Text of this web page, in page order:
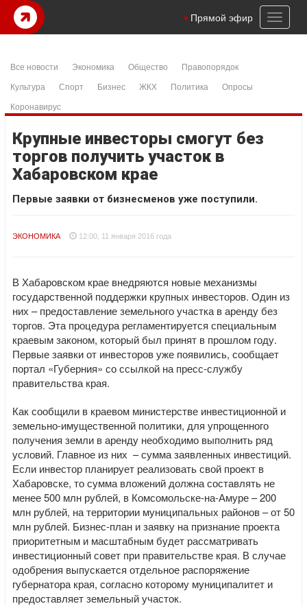
Toggle
Прямой эфир
Все новости Экономика Общество
Правопорядок
Культура
Спорт Бизнес ЖКХ Политика
Опросы
Коронавирус
Крупные инвесторы смогут без
торгов получить участок в
Хабаровском крае
Первые заявки от бизнесменов уже поступили.
ЭКОНОМИКА 12:00, 11 января 2016 года
В Хабаровском крае внедряются новые механизмы
государственной поддержки крупных инвесторов. Один из
них – предоставление земельного участка в аренду без
торгов. Эта процедура регламентируется специальным
краевым законом, который был принят в прошлом году.
Первые заявки от инвесторов уже появились, сообщает
портал «Губерния» со ссылкой на пресс-службу
правительства края.
Как сообщили в краевом министерстве инвестиционной и
земельно-имущественной политики, для упрощенного
получения земли в аренду необходимо выполнить ряд
условий. Главное из них – сумма заявленных инвестиций.
Если инвестор планирует реализовать свой проект в
Хабаровске, то сумма вложений должна составлять не
менее 500 млн рублей, в Комсомольске-на-Амуре – 200
млн рублей, на территории муниципальных районов – от 50
млн рублей. Бизнес-план и заявку на признание проекта
приоритетным и масштабным будет рассматривать
инвестиционный совет при правительстве края. В случае
одобрения выпускается отдельное распоряжение
губернатора края, согласно которому муниципалитет и
предоставляет земельный участок.